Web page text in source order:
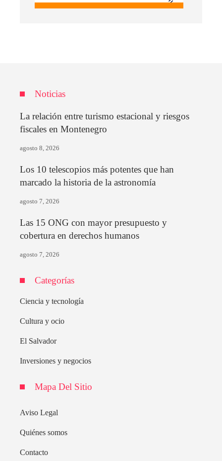
Noticias
La relación entre turismo estacional y riesgos
fiscales en Montenegro
agosto 8, 2026
Los 10 telescopios más potentes que han
marcado la historia de la astronomía
agosto 7, 2026
Las 15 ONG con mayor presupuesto y
cobertura en derechos humanos
agosto 7, 2026
Categorías
Ciencia y tecnología
Cultura y ocio
El Salvador
Inversiones y negocios
Mapa Del Sitio
Aviso Legal
Quiénes somos
Contacto